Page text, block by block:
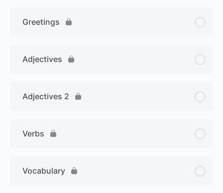
Greetings
Adjectives
Adjectives 2
Verbs
Vocabulary